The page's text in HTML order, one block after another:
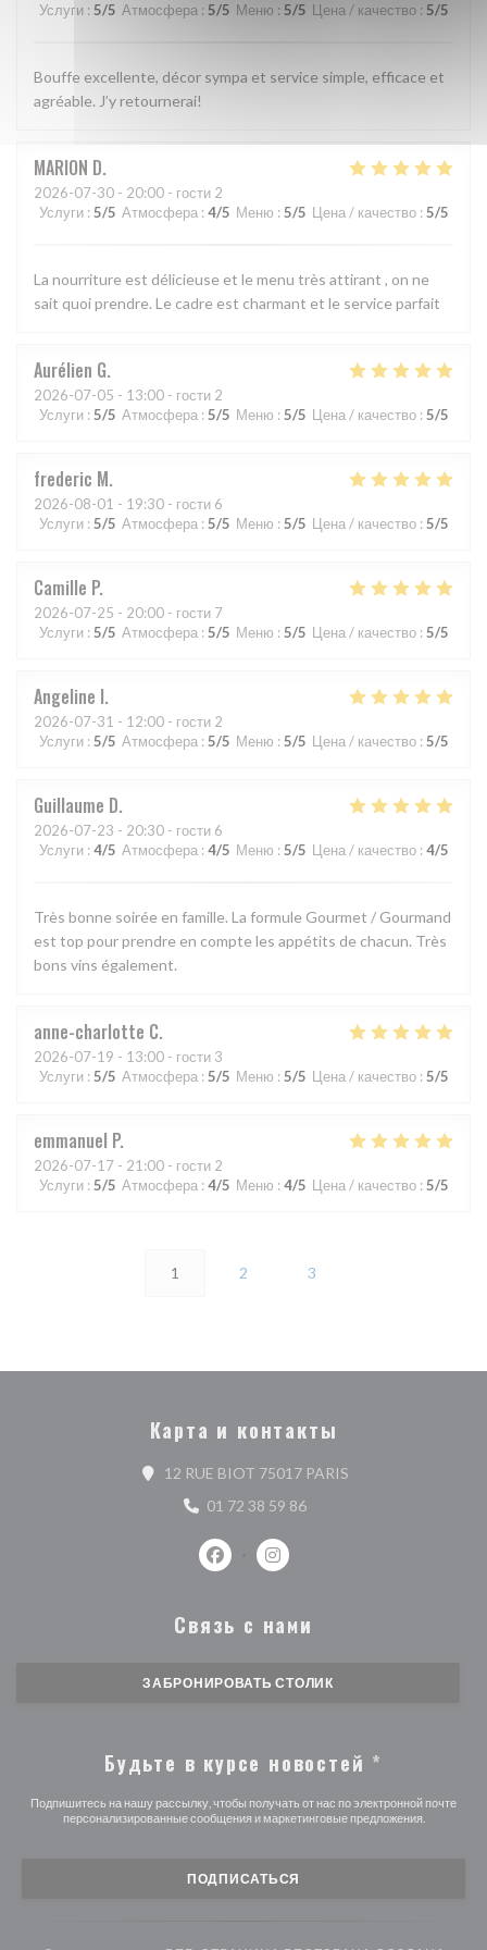
Услуги : 5/5 Атмосфера : 5/5 Меню : 5/5 Цена / качество : 5/5
Bouffe excellente, décor sympa et service simple, efficace et
agréable. J’y retournerai!
MARION D
2026-07-30 - 20:00 - гости 2
Услуги : 5/5 Атмосфера : 4/5 Меню : 5/5 Цена / качество : 5/5
La nourriture est délicieuse et le menu très attirant , on ne
sait quoi prendre. Le cadre est charmant et le service parfait
Aurélien G
2026-07-05 - 13:00 - гости 2
Услуги : 5/5 Атмосфера : 5/5 Меню : 5/5 Цена / качество : 5/5
frederic M
2026-08-01 - 19:30 - гости 6
Услуги : 5/5 Атмосфера : 5/5 Меню : 5/5 Цена / качество : 5/5
Camille P
2026-07-25 - 20:00 - гости 7
Услуги : 5/5 Атмосфера : 5/5 Меню : 5/5 Цена / качество : 5/5
Angeline I
2026-07-31 - 12:00 - гости 2
Услуги : 5/5 Атмосфера : 5/5 Меню : 5/5 Цена / качество : 5/5
Guillaume D
2026-07-23 - 20:30 - гости 6
Услуги : 4/5 Атмосфера : 4/5 Меню : 5/5 Цена / качество : 4/5
Très bonne soirée en famille. La formule Gourmet / Gourmand
est top pour prendre en compte les appétits de chacun. Très
bons vins également.
anne-charlotte C
2026-07-19 - 13:00 - гости 3
Услуги : 5/5 Атмосфера : 5/5 Меню : 5/5 Цена / качество : 5/5
emmanuel P
2026-07-17 - 21:00 - гости 2
Услуги : 5/5 Атмосфера : 4/5 Меню : 4/5 Цена / качество : 5/5
1 2 3
Карта и контакты
12 RUE BIOT 75017 PARIS((открывается в
01 72 38 59 86
Facebook ((открывается в новом
Instagram ((открывается в
Связь с нами
ЗАБРОНИРОВАТЬ СТОЛИК
Будьте в курсе новостей *
Подпишитесь на нашу рассылку, чтобы получать от нас по электронной почте
персонализированные сообщения и маркетинговые предложения.
ПОДПИСАТЬСЯ